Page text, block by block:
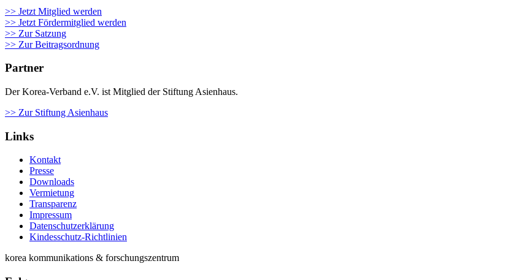
>> Jetzt Mitglied werden
>> Jetzt Fördermitglied werden
>> Zur Satzung
>> Zur Beitragsordnung
Partner
Der Korea-Verband e.V. ist Mitglied der Stiftung Asienhaus.
>> Zur Stiftung Asienhaus
Links
Kontakt
Presse
Downloads
Vermietung
Transparenz
Impressum
Datenschutzerklärung
Kindesschutz-Richtlinien
korea kommunikations & forschungszentrum